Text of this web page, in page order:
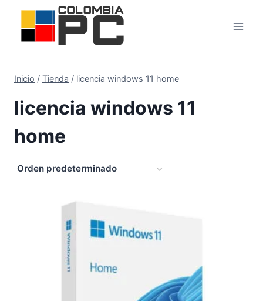
Inicio / Tienda / licencia windows 11 home
licencia windows 11
home